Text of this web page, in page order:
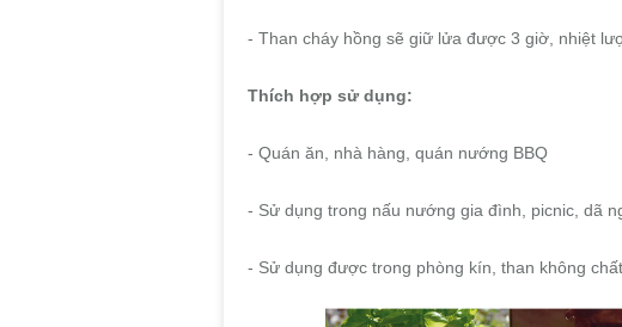
- Than cháy hồng sẽ giữ lửa được 3 giờ, nhiệt
Thích hợp sử dụng:
- Quán ăn, nhà hàng, quán nướng BBQ
- Sử dụng trong nấu nướng gia đình, picnic, dã
- Sử dụng được trong phòng kín, than không